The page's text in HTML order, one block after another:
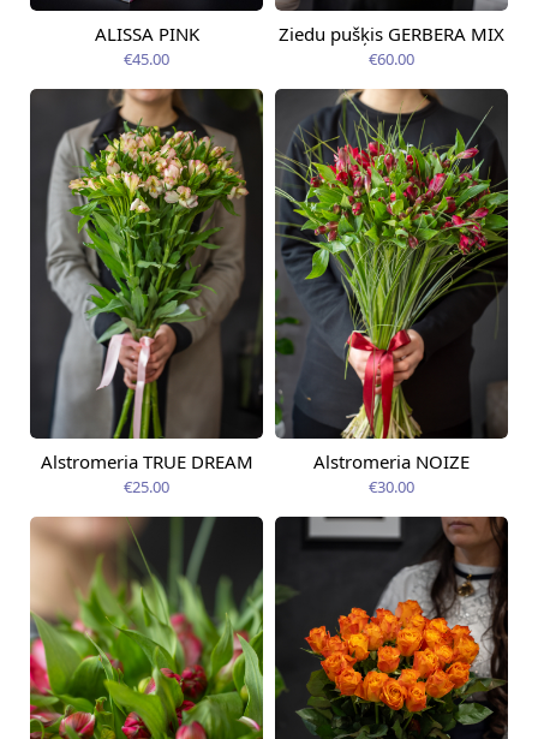
Pieejams šodien
ALISSA PINK
€45.00
Pieejams šodien
Ziedu pušķis GERBERA MIX
€60.00
Pieejams šodien
Alstromeria TRUE DREAM
€25.00
Pieejams šodien
Alstromeria NOIZE
€30.00